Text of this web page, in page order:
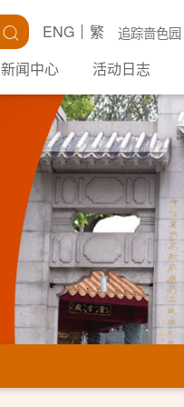
搜寻 追踪啬色园
ENG
繁
新闻中心 活动日志